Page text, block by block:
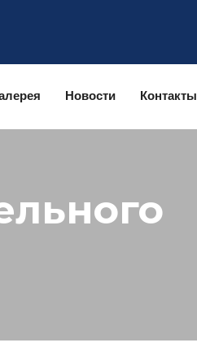
Новости Контакты